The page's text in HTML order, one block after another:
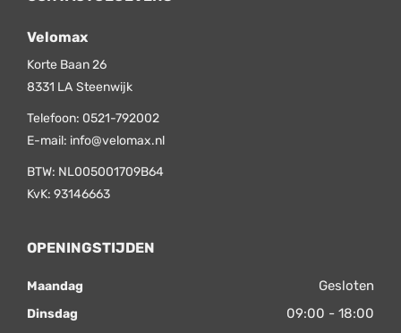
Velomax
Korte Baan 26
8331 LA Steenwijk
Telefoon: 0521-792002
E-mail: info@velomax.nl
BTW: NL005001709B64
KvK: 93146663
OPENINGSTIJDEN
Maandag Gesloten
Dinsdag 09:00 - 18:00